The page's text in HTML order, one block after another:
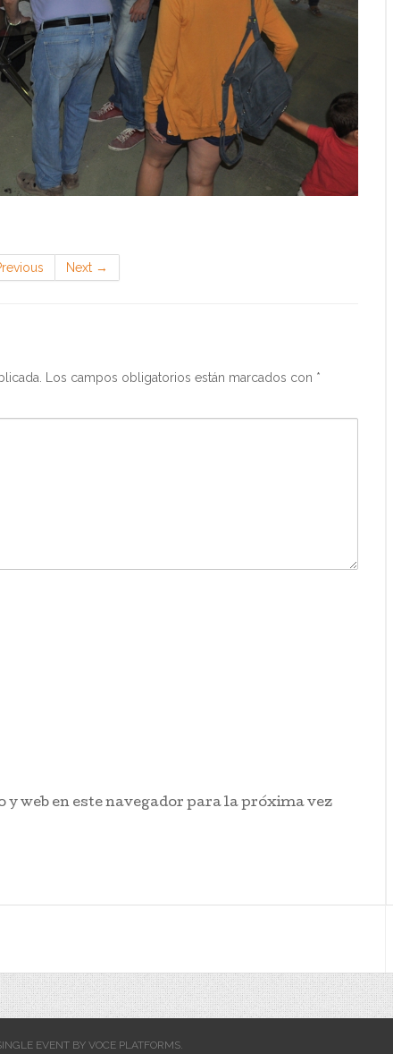
Next →
Los campos obligatorios están marcados con *
web en este navegador para la próxima vez
EVENT BY VOCE PLATFORMS.